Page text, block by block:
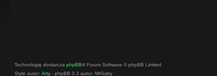
Technologię dostarcza phpBB® Forum Software © phpBB Limited
Style autor: Arty - phpBB 3.3 autor: MrGaby